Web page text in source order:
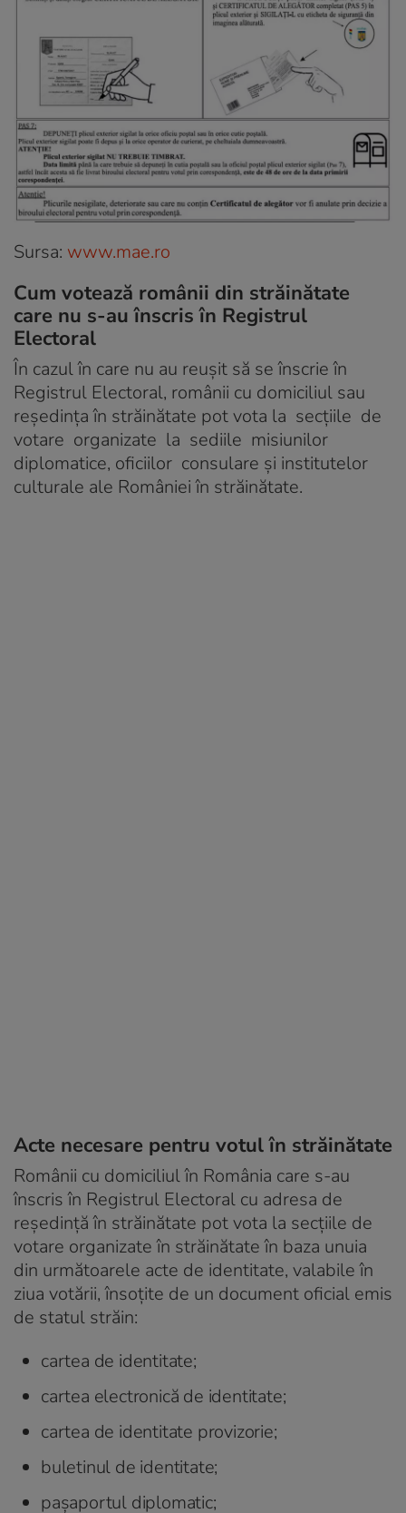
Sursa: www.mae.ro
Cum votează românii din străinătate
care nu s-au înscris în Registrul
Electoral
În cazul în care nu au reuşit să se înscrie în
Registrul Electoral, românii cu domiciliul sau
reşedinţa în străinătate pot vota la secţiile de
votare organizate la sediile misiunilor
diplomatice, oficiilor consulare şi institutelor
culturale ale României în străinătate.
Acte necesare pentru votul în străinătate
Românii cu domiciliul în România care s-au
înscris în Registrul Electoral cu adresa de
reşedinţă în străinătate pot vota la secţiile de
votare organizate în străinătate în baza unuia
din următoarele acte de identitate, valabile în
ziua votării, însoţite de un document oficial emis
de statul străin:
cartea de identitate;
cartea electronică de identitate;
cartea de identitate provizorie;
buletinul de identitate;
paşaportul diplomatic;